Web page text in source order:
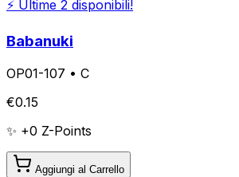
⚡ Ultime 2 disponibili!
Babanuki
OP01-107 • C
€0.15
✨ +0 Z-Points
Aggiungi al Carrello